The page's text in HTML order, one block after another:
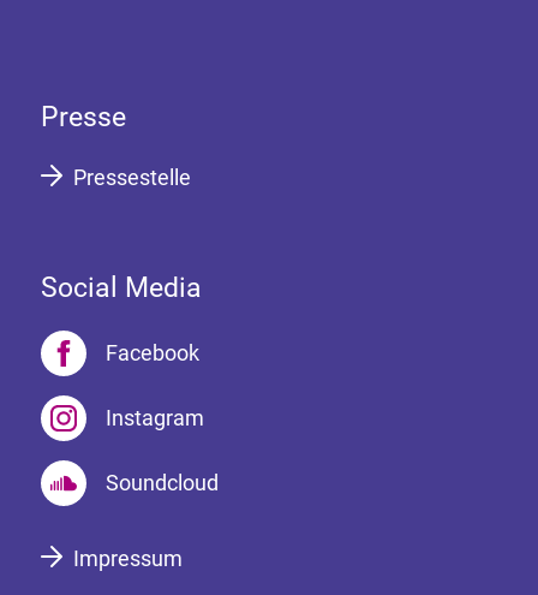
Presse
Pressestelle
Social Media
Facebook
Instagram
Soundcloud
Impressum